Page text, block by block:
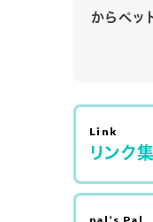
からペッ
リンク集